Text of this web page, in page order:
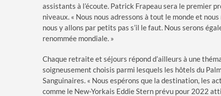
assistants à l’écoute. Patrick Frapeau sera le premier
niveaux. « Nous nous adressons à tout le monde et
nous y allons par petits pas s’il le faut. Nous serons
renommée mondiale. »
Chaque retraite et séjours répond d’ailleurs à une
soigneusement choisis parmi lesquels les hôtels du
Sanguinaires. « Nous espérons que la destination, les
comme le New-Yorkais Eddie Stern prévu pour 2022